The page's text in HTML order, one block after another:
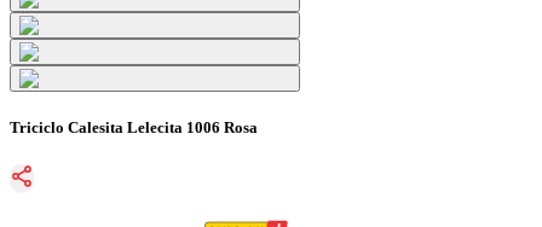
Triciclo Calesita Lelecita 1006 Rosa